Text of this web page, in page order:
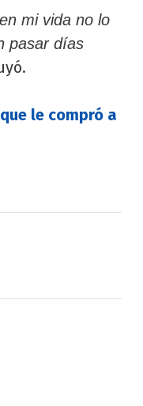
mi vida no lo
pasar días
le compró a